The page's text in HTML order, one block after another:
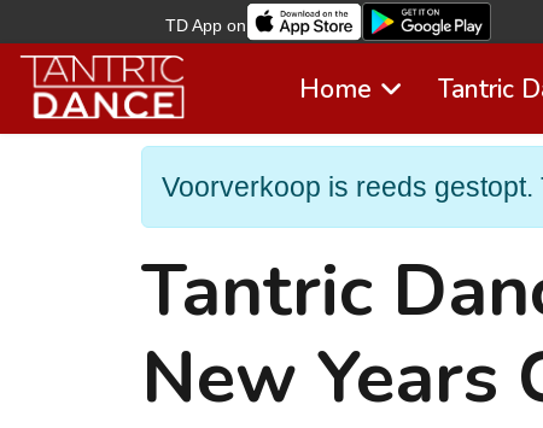
TD App on
Home Tantric
Voorverkoop is reeds
Tantric
New Years